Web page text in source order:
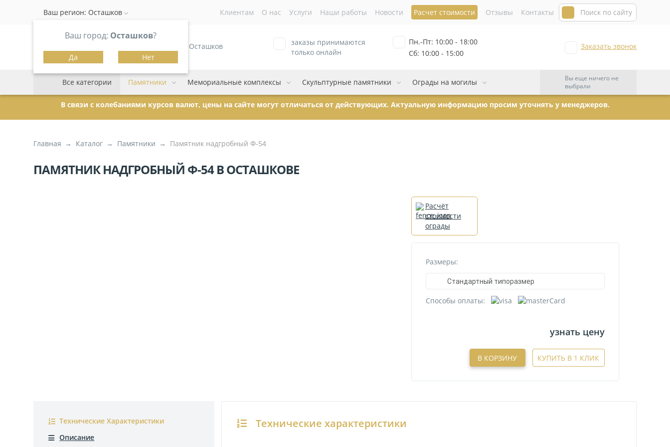
Ваш город: Осташков?
Да Нет
Ваш регион: Осташков Клиентам О нас Услуги Наши работы Новости Расчет стоимости Отзывы Контакты
г. Осташков
заказы принимаются
только онлайн
Пн.-Пт: 10:00 - 18:00
Сб: 10:00 - 15:00
Заказать звонок
Все категории Памятники Мемориальные комплексы Скульптурные памятники Ограды на могилы
Вы еще ничего не
выбрали
В связи с колебаниями курсов валют, цены на сайте могут отличаться от действующих. Актуальную информацию просим уточнять у менеджеров.
Главная Каталог Памятники Памятник надгробный Ф-54
ПАМЯТНИК НАДГРОБНЫЙ Ф-54 В ОСТАШКОВЕ
Расчёт
стоимости
ограды
Размеры:
Стандартный типоразмер
Способы оплаты:
узнать цену
В КОРЗИНУ КУПИТЬ В 1 КЛИК
Технические Характеристики Технические характеристики
Описание